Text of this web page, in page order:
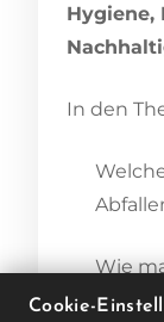
Hygiene,
In den
Wie
Cookie-